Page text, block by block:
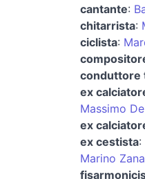
cantante:
chitarrista:
ciclista:
conduttore
ex
Massimo
ex
ex cestista:
Marino